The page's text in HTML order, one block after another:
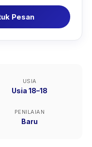
Pesan
USIA
Usia 18–18
PENILAIAN
Baru